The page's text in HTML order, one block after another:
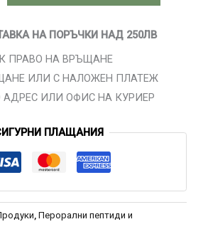
НА ПОРЪЧКИ НАД 250ЛВ
ПРАВО НА ВРЪЩАНЕ
ИЛИ С НАЛОЖЕН ПЛАТЕЖ
ИЛИ ОФИС НА КУРИЕР
ПЛАЩАНИЯ
, Перорални пептиди и